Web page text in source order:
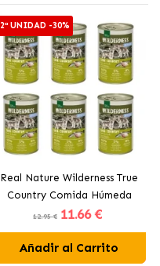
2ª UNIDAD -30%
Real Nature Wilderness True
Country Comida Húmeda
Para Cachorros con Pollo y
12.95 € 11.66 €
Añadir al Carrito